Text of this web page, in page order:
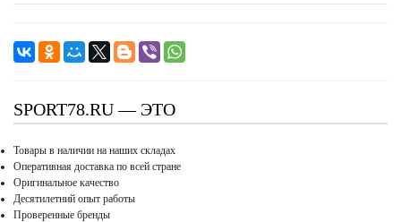
SPORT78.RU — ЭТО
Товары в наличии на наших складах
Оперативная доставка по всей стране
Оригинальное качество
Десятилетний опыт работы
Проверенные бренды